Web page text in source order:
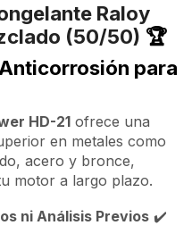
Raloy
(50/50) 🏆
para
HD-21 ofrece una
en metales como
acero y bronce,
motor a largo plazo.
ni Análisis Previos ✔️